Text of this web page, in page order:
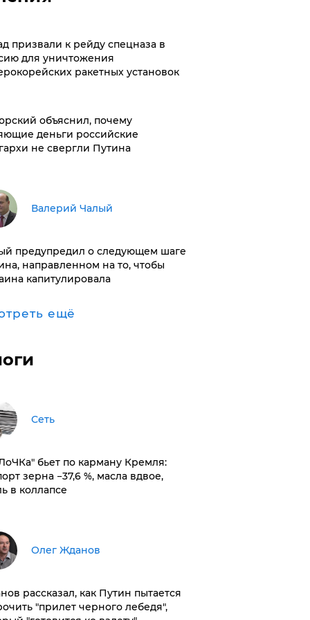
призвали к рейду спецназа в
для уничтожения
ракетных установок
объяснил, почему
деньги российские
не свергли Путина
Валерий Чалый
предупредил о следующем шаге
направленном на то, чтобы
капитулировала
ещё
Сеть
бьет по карману Кремля:
зерна −37,6 %, масла вдвое,
в коллапсе
Олег Жданов
рассказал, как Путин пытается
"прилет черного лебедя",